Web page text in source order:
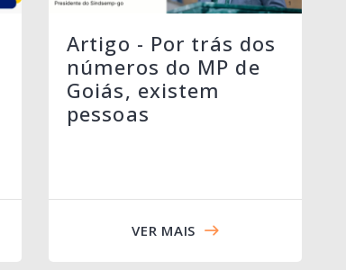
Artigo - Por trás dos
números do MP de
Goiás, existem
pessoas
VER MAIS